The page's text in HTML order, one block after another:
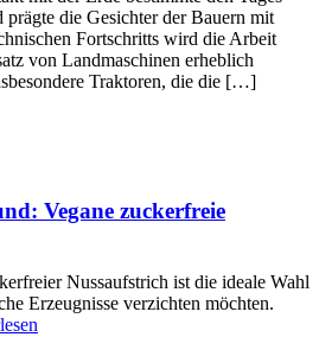
prägte die Gesichter der Bauern mit
Fortschritts wird die Arbeit
von Landmaschinen erheblich
Traktoren, die die […]
Vegane zuckerfreie
Nussaufstrich ist die ideale Wahl
Erzeugnisse verzichten möchten.